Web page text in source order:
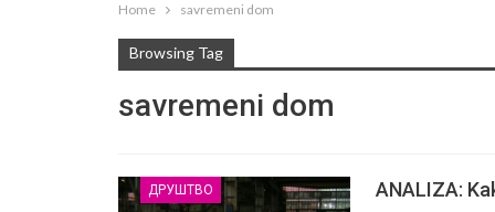
Home savremeni dom
Browsing Tag
savremeni dom
ДРУШТВО ANALIZA: